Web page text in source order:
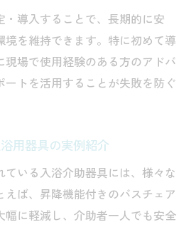
・導入することで、長期的に安
境を維持できます。特に初めて導
現場で使用経験のある方のアドバ
ートを活用することが失敗を防ぐ
用器具の実例紹介
ている入浴介助器具には、様々な
ば、昇降機能付きのバスチェア
幅に軽減し、介助者一人でも安全